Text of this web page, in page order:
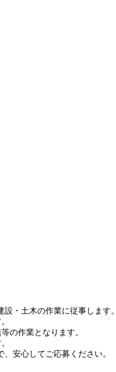
・土木の作業に従事します。
の作業となります。
安心してご応募ください。